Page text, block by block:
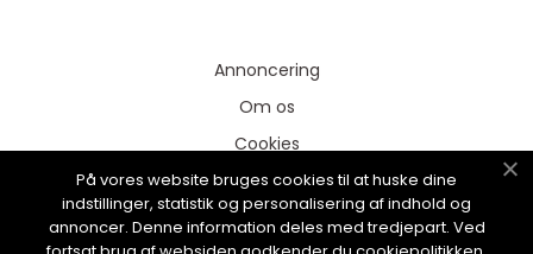
Annoncering
Om os
Cookies
Kontakt os
Sitemap
På vores website bruges cookies til at huske dine
indstillinger, statistik og personalisering af indhold og
annoncer. Denne information deles med tredjepart. Ved